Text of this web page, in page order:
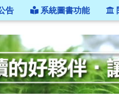
告 系統圖書功能